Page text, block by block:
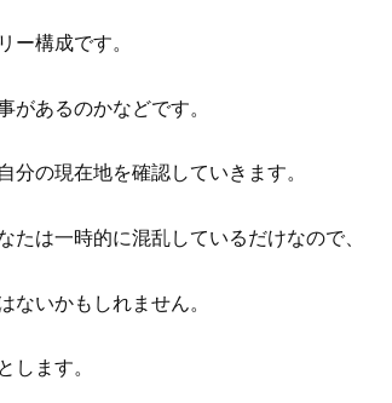
ー構成です。
があるのかなどです。
の現在地を確認していきます。
たは一時的に混乱しているだけなので、
いかもしれません。
します。